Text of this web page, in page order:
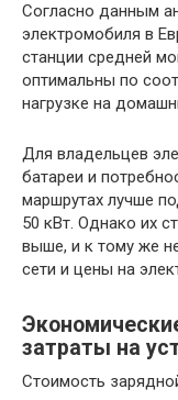
Согласно данным
электромобиля в
станции средней
оптимальны по
нагрузке на
Для владельцев
батареи и
маршрутах лучше
50 кВт. Однако их
выше, и к тому же
сети и цены на
затраты на
Стоимость